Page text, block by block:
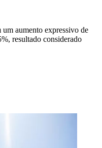
aumento expressivo de
resultado considerado